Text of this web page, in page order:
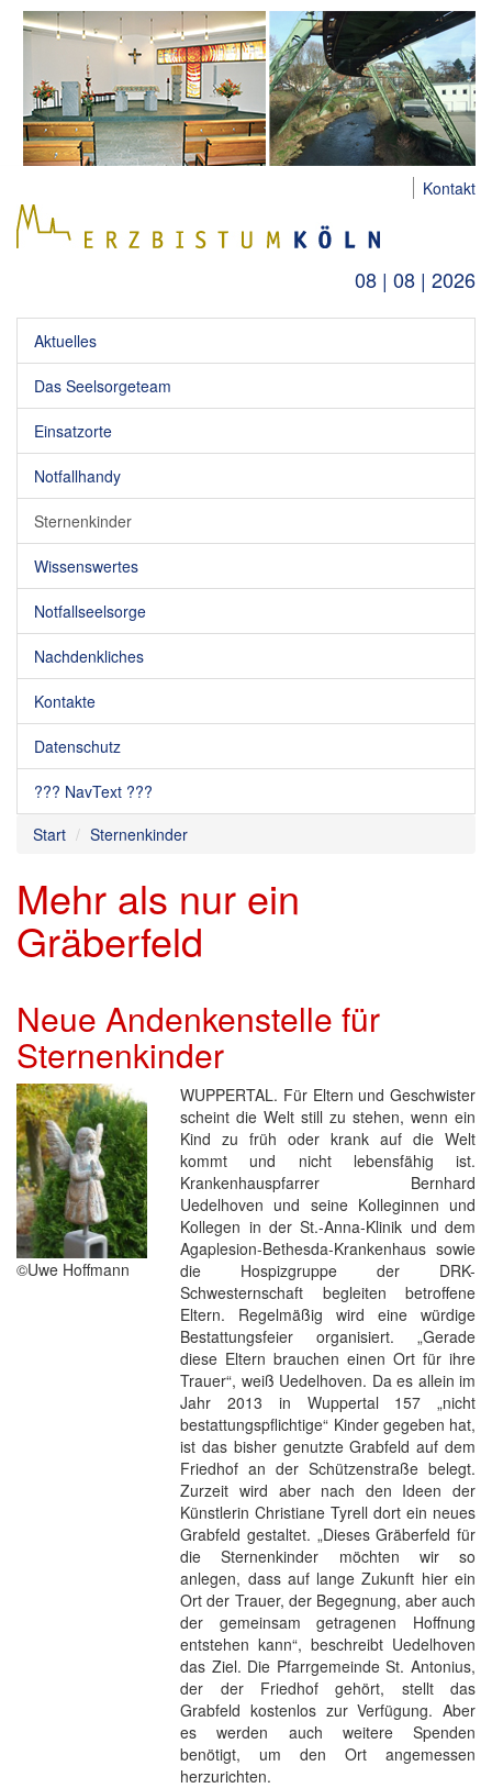
Kontakt
08 | 08 | 2026
Aktuelles
Das Seelsorgeteam
Einsatzorte
Notfallhandy
Sternenkinder
Wissenswertes
Notfallseelsorge
Nachdenkliches
Kontakte
Datenschutz
??? NavText ???
Start
Sternenkinder
Mehr als nur ein
Gräberfeld
Neue Andenkenstelle für
Sternenkinder
©Uwe Hoffmann
WUPPERTAL. Für Eltern und Geschwister
scheint die Welt still zu stehen, wenn ein
Kind zu früh oder krank auf die Welt
kommt und nicht lebensfähig ist.
Krankenhauspfarrer Bernhard
Uedelhoven und seine Kolleginnen und
Kollegen in der St.-Anna-Klinik und dem
Agaplesion-Bethesda-Krankenhaus sowie
die Hospizgruppe der DRK-
Schwesternschaft begleiten betroffene
Eltern. Regelmäßig wird eine würdige
Bestattungsfeier organisiert. „Gerade
diese Eltern brauchen einen Ort für ihre
Trauer“, weiß Uedelhoven. Da es allein im
Jahr 2013 in Wuppertal 157 „nicht
bestattungspflichtige“ Kinder gegeben hat,
ist das bisher genutzte Grabfeld auf dem
Friedhof an der Schützenstraße belegt.
Zurzeit wird aber nach den Ideen der
Künstlerin Christiane Tyrell dort ein neues
Grabfeld gestaltet. „Dieses Gräberfeld für
die Sternenkinder möchten wir so
anlegen, dass auf lange Zukunft hier ein
Ort der Trauer, der Begegnung, aber auch
der gemeinsam getragenen Hoffnung
entstehen kann“, beschreibt Uedelhoven
das Ziel. Die Pfarrgemeinde St. Antonius,
der der Friedhof gehört, stellt das
Grabfeld kostenlos zur Verfügung. Aber
es werden auch weitere Spenden
benötigt, um den Ort angemessen
herzurichten.